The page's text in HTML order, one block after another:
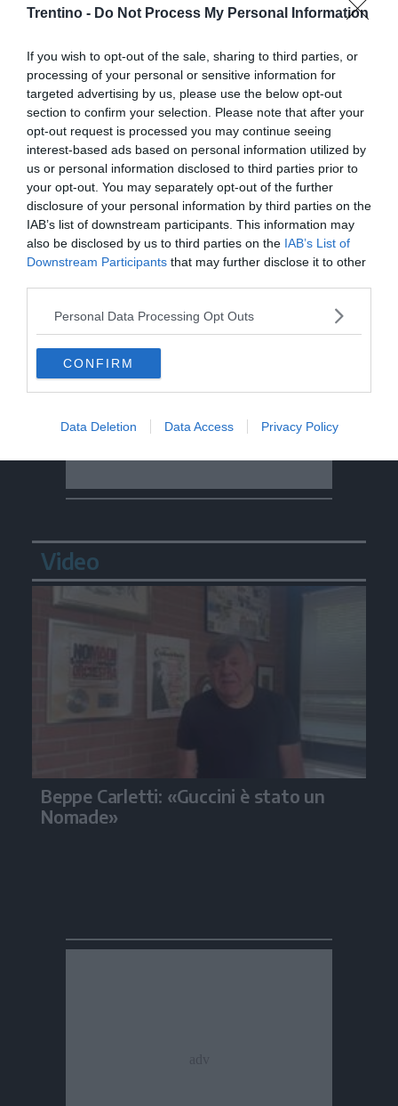
Trentino - Do Not Process My Personal Information
If you wish to opt-out of the sale, sharing to third parties, or
processing of your personal or sensitive information for
targeted advertising by us, please use the below opt-out
section to confirm your selection. Please note that after your
opt-out request is processed you may continue seeing
interest-based ads based on personal information utilized by
us or personal information disclosed to third parties prior to
your opt-out. You may separately opt-out of the further
disclosure of your personal information by third parties on the
IAB’s list of downstream participants. This information may
also be disclosed by us to third parties on the IAB’s List of
Downstream Participants that may further disclose it to other
Personal Data Processing Opt Outs
CONFIRM
Data Deletion Data Access Privacy Policy
Morto Mattia Maestri: aveva 13 anni, in
contaminato
Sei escursionisti bloccati dal
maltempo: intervento del Soccorso
Alpino
Video
Beppe Carletti: «Guccini è stato un
Nomade»